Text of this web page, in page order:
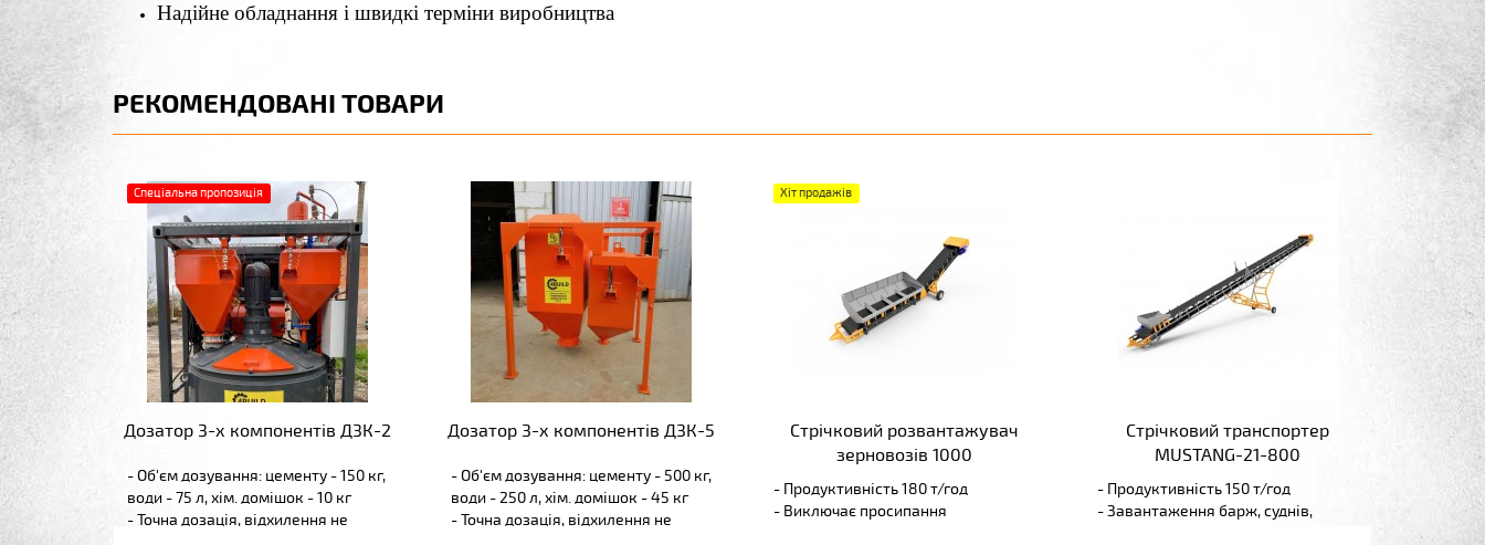
Надійне обладнання і швидкі терміни виробництва
РЕКОМЕНДОВАНІ ТОВАРИ
Спеціальна пропозиція
Дозатор 3-х компонентів Д3К-2
- Об'єм дозування: цементу - 150 кг,
води - 75 л, хім. домішок - 10 кг
- Точна дозація, відхилення не
Дозатор 3-х компонентів Д3К-5
- Об'єм дозування: цементу - 500 кг,
води - 250 л, хім. домішок - 45 кг
- Точна дозація, відхилення не
Хіт продажів
Стрічковий розвантажувач
зерновозів 1000
- Продуктивність 180 т/год
- Виключає просипання
Стрічковий транспортер
MUSTANG-21-800
- Продуктивність 150 т/год
- Завантаження барж, суднів,